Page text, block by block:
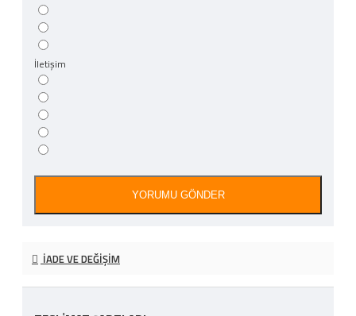
İletişim
YORUMU GÖNDER
İADE VE DEĞIŞIM